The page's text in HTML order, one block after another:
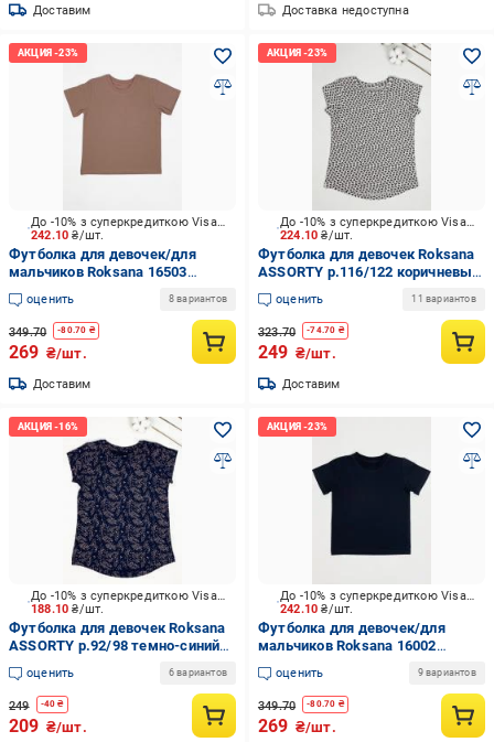
Доставим Доставка недоступна
242.10₴/шт.
До -10% з суперкредиткою Visa Вигода
Футболка для девочек/для
мальчиков Roksana 16503
р.116/122 кофейный №001
оценить 8 вариантов
349.70 -80.70 ₴
269 ₴/шт.
Доставим
224.10₴/шт.
До -10% з суперкредиткою Visa Вигода
Футболка для девочек Roksana
ASSORTY р.116/122 коричневый
/ серый №0021
оценить 11 вариантов
323.70 -74.70 ₴
249 ₴/шт.
Доставим
188.10₴/шт.
До -10% з суперкредиткою Visa Вигода
Футболка для девочек Roksana
ASSORTY р.92/98 темно-синий
№0021
оценить 6 вариантов
249 -40 ₴
209 ₴/шт.
242.10₴/шт.
До -10% з суперкредиткою Visa Вигода
Футболка для девочек/для
мальчиков Roksana 16002
р.152/158 черный №001
оценить 9 вариантов
349.70 -80.70 ₴
269 ₴/шт.